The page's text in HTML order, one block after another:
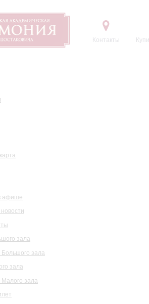
Контакты
афише
зала
зала
зала
зала